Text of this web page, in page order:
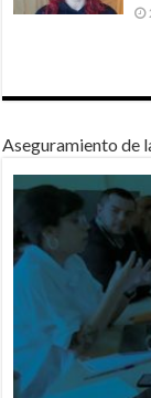
Aseguramiento de